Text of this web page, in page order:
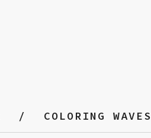
COLORING WAVES